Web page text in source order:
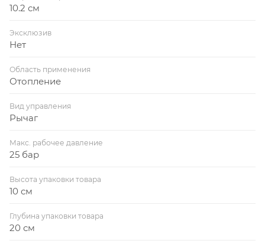
10.2 см
Эксклюзив
Нет
Область применения
Отопление
Вид управления
Рычаг
Макс. рабочее давление
25 бар
Высота упаковки товара
10 см
Глубина упаковки товара
20 см